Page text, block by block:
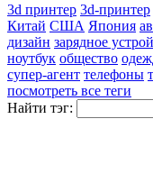
3d принтер 3d-принтер
Китай США Япония
дизайн зарядное
ноутбук общество
супер-агент телефоны
посмотреть все теги
Найти тэг: